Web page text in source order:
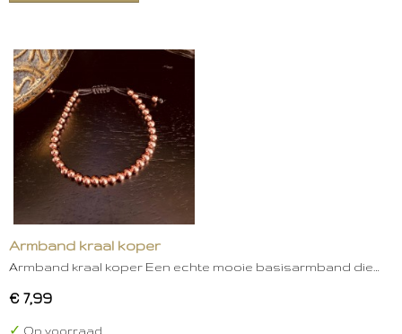
Armband kraal koper
Armband kraal koper Een echte mooie basisarmband die…
€ 7,99
✓ Op voorraad